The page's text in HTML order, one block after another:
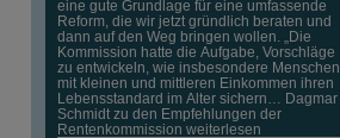
eine gute Grundlage für eine umfassende
Reform, die wir jetzt gründlich beraten und
dann auf den Weg bringen wollen. „Die
Kommission hatte die Aufgabe, Vorschläge
zu entwickeln, wie insbesondere Menschen
mit kleinen und mittleren Einkommen ihren
Lebensstandard im Alter sichern… Dagmar
Schmidt zu den Empfehlungen der
Rentenkommission weiterlesen